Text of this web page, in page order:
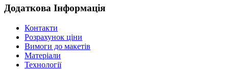
Додаткова Інформація
Контакти
Розрахунок ціни
Вимоги до макетів
Матеріали
Технології